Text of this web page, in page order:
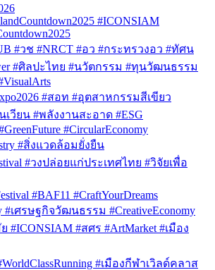
#ICONSIAM
#วช #NRCT #อว #กระทรวงอว #ทัศน
#ศิลปะไทย #นวัตกรรม #ทุนวัฒนธรรม
#สอท #อุตสาหกรรมสีเขียว
วียน #พลังงานสะอาด #ESG
#CircularEconomy
#สิ่งแวดล้อมยั่งยืน
#วงปล่อยแก่ประเทศไทย #วิจัยเพื่อ
#BAF11 #CraftYourDreams
#เศรษฐกิจวัฒนธรรม #CreativeEconomy
#ICONSIAM #สศร #ArtMarket #เมือง
#เมืองกีฬาเวิลด์คลาส